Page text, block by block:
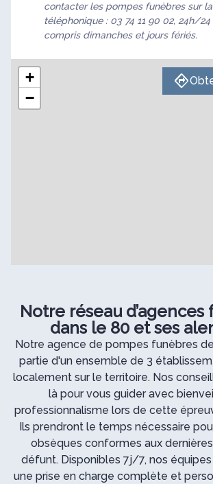
contacter les pompes funèbres sur
téléphonique : 03 74 11 90 02, 24h/
compris dimanches et jours fériés.
+
−
Notre réseau d’agences
dans le 80 et ses
Notre agence de pompes funèbres
partie d'un ensemble de 3
localement sur le territoire. Nos
là pour vous guider avec
professionnalisme lors de cette
Ils prendront le temps nécessaire
obsèques conformes aux
défunt. Disponibles 7j/7, nos
une prise en charge complète et